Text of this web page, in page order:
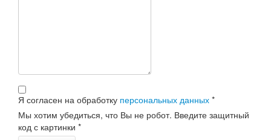
Я согласен на обработку персональных данных *
Мы хотим убедиться, что Вы не робот. Введите защитный
код с картинки *